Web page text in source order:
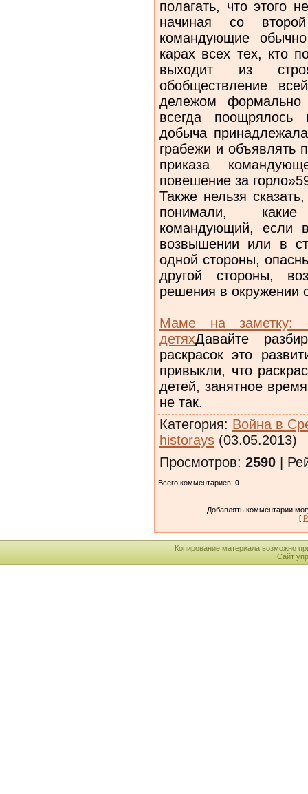
полагать, что этого
начиная со
командующие
карах всех тех, кто
выходит из
обобществление
дележом
всегда поощрялось
добыча
грабежи и объявлять
приказа
повешение за
Также нельзя
понимали,
командующий, если
возвышении или в
одной стороны,
другой стороны,
решения в окружении
Маме на заметку:
детяхДавайте
раскрасок это
привыкли, что
детей, занятное
не так.
Категория: Война в
historays (03.05.2013)
Просмотров: 2590 |
Всего комментариев: 0
Добавлять комментарии
[
Копирование материала возможно
Сайт